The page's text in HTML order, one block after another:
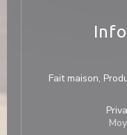
Fait maison,